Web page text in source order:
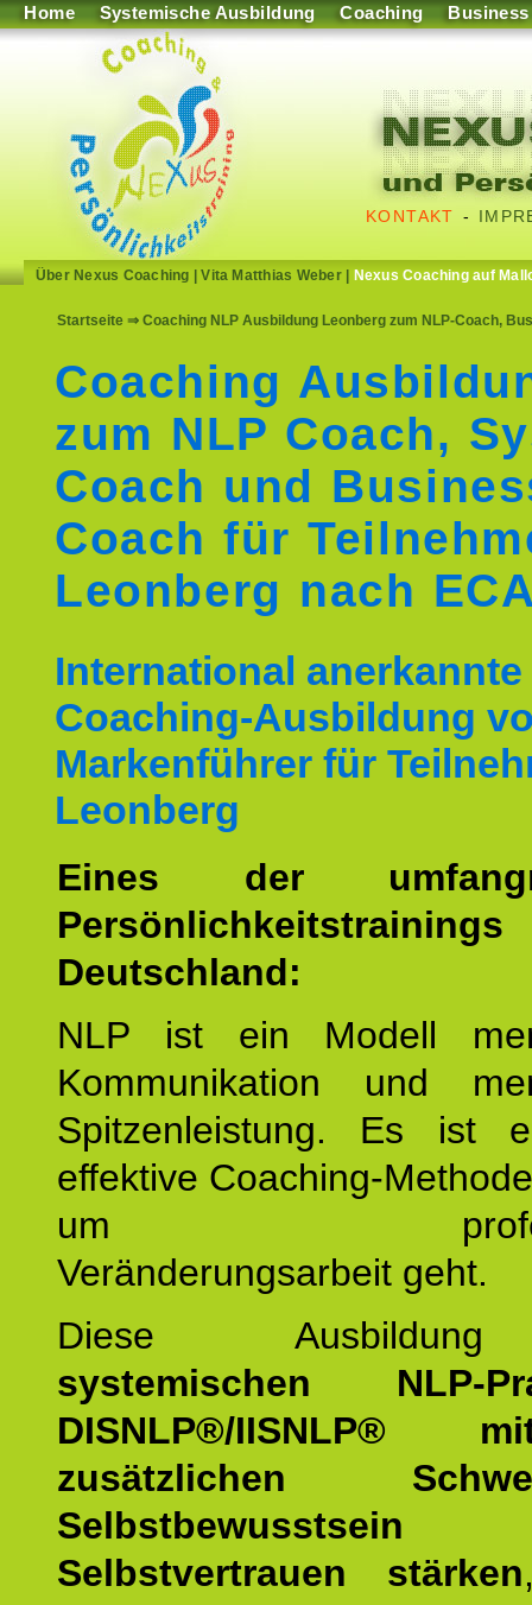
Home Systemische Ausbildung Coaching Business
KONTAKT -
Über Nexus Coaching |Vita Matthias Weber| Nexus Coaching auf
Startseite ⇒ Coaching NLP Ausbildung Leonberg zum NLP-Coach,
Coaching
zum NLP Coach,
Coach und
Coach für
Leonberg nach
International anerkannte
Coaching-Ausbildung
Markenführer für
Leonberg
Eines der
Deutschland:
NLP ist ein Modell
Kommunikation und
Spitzenleistung. Es ist
effektive Coaching-
um
Veränderungsarbeit geht.
Diese
systemischen NLP-
DISNLP®/IISNLP®
zusätzlichen
Selbstvertrauen stärken